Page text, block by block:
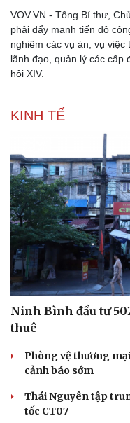
Bóng đá
Lịch thi đấu bóng đá
Thế giới thể thao
eSports
VOV.VN - Tổng Bí thư,
phải đẩy mạnh tiến độ
nghiêm các vụ án, vụ
lãnh đạo, quản lý các cấp
hội XIV.
KINH TẾ
Ninh Bình đầu tư
thuê
Phòng vệ thương
cảnh báo sớm
Thái Nguyên tập
tốc CT07